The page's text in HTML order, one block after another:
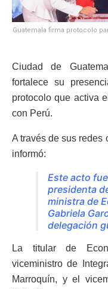
Guatemala firma protocolo
Ciudad de
fortalece su
protocolo que activa
con Perú.
A través de sus redes
informó:
Este acto
presidenta
ministra de
Gabriela
delegación
La titular de
viceministro de
Marroquín, y el